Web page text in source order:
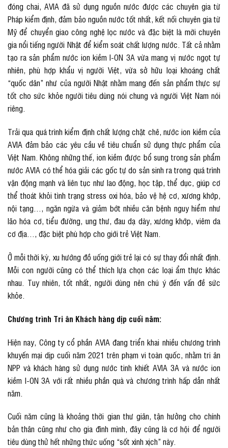
đóng chai, AVIA đã sử dụng nguồn nước được các chuyên gia từ
Pháp kiểm định, đảm bảo nguồn nước tốt nhất, kết nối chuyên gia từ
Mỹ để chuyển giao công nghệ lọc nước và đặc biệt là mời chuyên
gia nổi tiếng người Nhật để kiểm soát chất lượng nước. Tất cả nhằm
tạo ra sản phẩm nước ion kiềm I-ON 3A vừa mang vị nước ngọt tự
nhiên, phù hợp khẩu vị người Việt, vừa sở hữu loại khoáng chất
“quốc dân” như của người Nhật nhằm mang đến sản phẩm thực sự
tốt cho sức khỏe người tiêu dùng nói chung và người Việt Nam nói
riêng.
Trải qua quá trình kiểm định chất lượng chặt chẽ, nước ion kiềm của
AVIA đảm bảo các yêu cầu về tiêu chuẩn sử dụng thực phẩm của
Việt Nam. Không những thế, ion kiềm được bổ sung trong sản phẩm
nước AVIA có thể hóa giải các gốc tự do sản sinh ra trong quá trình
vận động mạnh và liên tục như lao động, học tập, thể dục, giúp cơ
thể thoát khỏi tình trạng stress oxi hóa, bảo vệ hệ cơ, xương khớp,
nội tạng…, ngăn ngừa và giảm bớt nhiều căn bệnh nguy hiểm như
lão hóa cơ, tiểu đường, ung thư, đau dạ dày, xương khớp, viêm da
cơ địa…, đặc biệt phù hợp cho giới trẻ Việt Nam.
Ở mỗi thời kỳ, xu hướng đồ uống giới trẻ lại có sự thay đổi nhất định.
Mỗi con người cũng có thể thích lựa chọn các loại ẩm thực khác
nhau. Tuy nhiên, tốt nhất, người dùng nên chú ý đến vấn đề sức
khỏe.
Chương trình Tri ân Khách hàng dịp cuối năm:
Hiện nay, Công ty cổ phần AVIA đang triển khai nhiều chương trình
khuyến mại dịp cuối năm 2021 trên phạm vi toàn quốc, nhằm tri ân
NPP và khách hàng sử dụng nước tinh khiết AVIA 3A và nước ion
kiềm I-ON 3A với rất nhiều phần quà và chương trình hấp dẫn nhất
năm.
Cuối năm cũng là khoảng thời gian thư giãn, tận hưởng cho chính
bản thân cũng như cho gia đình mình, đây cũng là cơ hội để người
tiêu dùng thử hết những thức uống “sốt xình xịch” này.